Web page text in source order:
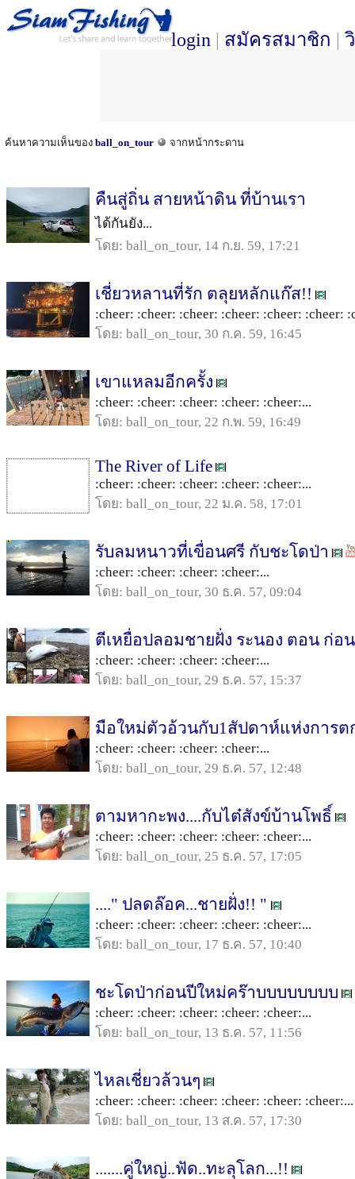
login | สมัครสมาชิก |
ค้นหาความเห็นของ ball_on_tour จากหน้ากระดาน
คืนสู่ถิ่น สายหน้าดิน ที่บ้านเรา
ได้กันยัง...
โดย: ball_on_tour, 14 ก.ย. 59, 17:21
เชี่ยวหลานที่รัก ตลุยหลักแก๊ส!!
:cheer: :cheer: :cheer: :cheer: :cheer: :cheer:
โดย: ball_on_tour, 30 ก.ค. 59, 16:45
เขาแหลมอีกครั้ง
:cheer: :cheer: :cheer: :cheer: :cheer:...
โดย: ball_on_tour, 22 ก.พ. 59, 16:49
The River of Life
:cheer: :cheer: :cheer: :cheer: :cheer:...
โดย: ball_on_tour, 22 ม.ค. 58, 17:01
รับลมหนาวที่เขื่อนศรี กับชะโดป่า
:cheer: :cheer: :cheer: :cheer:...
โดย: ball_on_tour, 30 ธ.ค. 57, 09:04
ตีเหยื่อปลอมชายฝั่ง ระนอง ตอน ก่อ
:cheer: :cheer: :cheer: :cheer:...
โดย: ball_on_tour, 29 ธ.ค. 57, 15:37
มือใหม่ตัวอ้วนกับ1สัปดาห์แห่งการ
:cheer: :cheer: :cheer: :cheer:...
โดย: ball_on_tour, 29 ธ.ค. 57, 12:48
ตามหากะพง....กับไต๋สังข์บ้านโพธิ์
:cheer: :cheer: :cheer: :cheer: :cheer:...
โดย: ball_on_tour, 25 ธ.ค. 57, 17:05
...." ปลดล๊อค...ชายฝั่ง!! "
:cheer: :cheer: :cheer: :cheer: :cheer:...
โดย: ball_on_tour, 17 ธ.ค. 57, 10:40
ชะโดป่าก่อนปีใหม่คร๊าบบบบบบบบ
:cheer: :cheer: :cheer: :cheer: :cheer:...
โดย: ball_on_tour, 13 ธ.ค. 57, 11:56
ไหลเชี่ยวล้วนๆ
:cheer: :cheer: :cheer: :cheer: :cheer: :cheer:...
โดย: ball_on_tour, 13 ส.ค. 57, 17:30
.......คู่ใหญ่..ฟัด..ทะลุโลก...!!